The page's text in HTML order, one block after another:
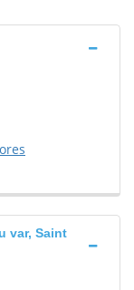
var, Saint